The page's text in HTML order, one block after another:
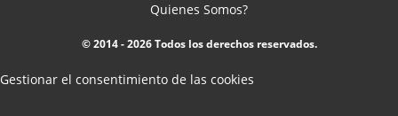
Quienes Somos?
© 2014 - 2026 Todos los derechos reservados.
Gestionar el consentimiento de las cookies